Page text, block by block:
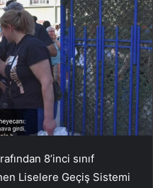
8’inci sınıf
Liselere Geçiş Sistemi